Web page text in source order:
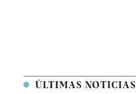
ÚLTIMAS NOTICIAS